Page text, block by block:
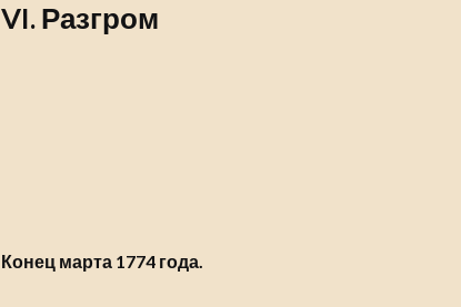
VI. Разгром
Конец марта 1774 года.